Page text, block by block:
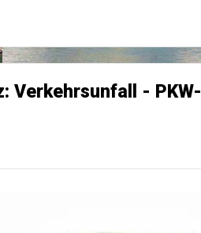
Verkehrsunfall -